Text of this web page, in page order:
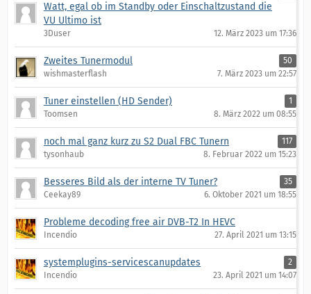
Watt, egal ob im Standby oder Einschaltzustand die
VU Ultimo ist
3Duser 12. März 2023 um 17:36
Zweites Tunermodul
50
wishmasterflash
7. März 2023 um 22:57
Tuner einstellen (HD Sender)
1
Toomsen
8. März 2022 um 08:55
noch mal ganz kurz zu S2 Dual FBC Tunern
117
tysonhaub
8. Februar 2022 um 15:23
Besseres Bild als der interne TV Tuner?
35
Ceekay89
6. Oktober 2021 um 18:55
Probleme decoding free air DVB-T2 In HEVC
Incendio 27. April 2021 um 13:15
systemplugins-servicescanupdates
2
Incendio
23. April 2021 um 14:07